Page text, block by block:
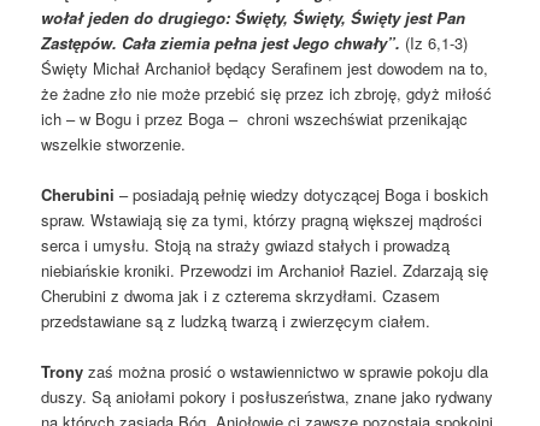
wołał jeden do drugiego: Święty, Święty, Święty jest Pan
Zastępów. Cała ziemia pełna jest Jego chwały”. (Iz 6,1-3)
Święty Michał Archanioł będący Serafinem jest dowodem na to,
że żadne zło nie może przebić się przez ich zbroję, gdyż miłość
ich – w Bogu i przez Boga – chroni wszechświat przenikając
wszelkie stworzenie.
Cherubini– posiadają pełnię wiedzy dotyczącej Boga i boskich
spraw. Wstawiają się za tymi, którzy pragną większej mądrości
serca i umysłu. Stoją na straży gwiazd stałych i prowadzą
niebiańskie kroniki. Przewodzi im Archanioł Raziel. Zdarzają się
Cherubini z dwoma jak i z czterema skrzydłami. Czasem
przedstawiane są z ludzką twarzą i zwierzęcym ciałem.
Tronyzaś można prosić o wstawiennictwo w sprawie pokoju dla
duszy. Są aniołami pokory i posłuszeństwa, znane jako rydwany